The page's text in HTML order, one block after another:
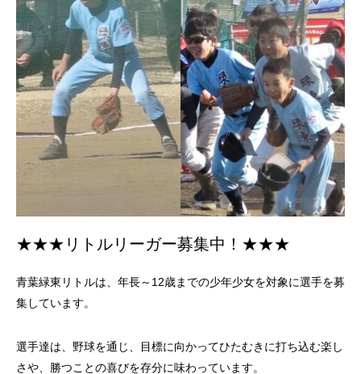
★★★リトルリーガー募集中！★★★
青葉緑東リトルは、年長～12歳までの少年少女を対象に選手を募
集しています。
選手達は、野球を通じ、目標に向かってひたむきに打ち込む楽し
さや、勝つことの喜びを存分に味わっています。